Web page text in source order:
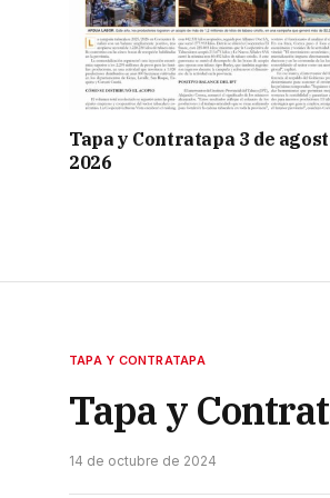
Tapa y Contratapa 3 de
2026
TAPA Y CONTRATAPA
Tapa y
14 de octubre de 2024